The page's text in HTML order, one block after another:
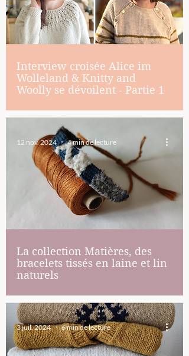
Interview croisée Alice im
Wolleland & Knitty and
Woolly se dévoilent - Partie 1
La collection Matières, des
bracelets tissés en laine et lin
naturels
12 nov. 2024 4 min de lecture
3 juil. 2024 6 min de lecture